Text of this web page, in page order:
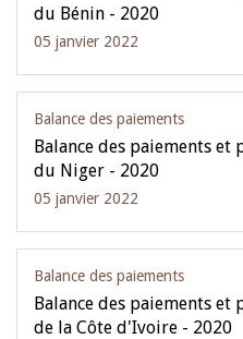
du Bénin - 2020
05 janvier 2022
Balance des paiements
Balance des paiements
du Niger - 2020
05 janvier 2022
Balance des paiements
Balance des paiements
de la Côte d'Ivoire - 2020